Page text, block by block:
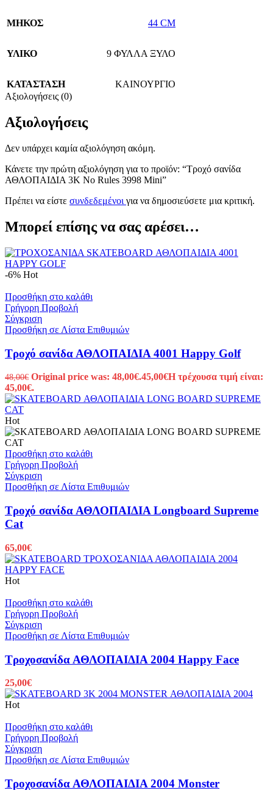
ΜΗΚΟΣ 44 CM
ΥΛΙΚΟ 9 ΦΥΛΛΑ ΞΥΛΟ
ΚΑΤΑΣΤΑΣΗ
ΚΑΙΝΟΥΡΓΙΟ
Αξιολογήσεις (0)
Αξιολογήσεις
Δεν υπάρχει καμία αξιολόγηση ακόμη.
Κάνετε την πρώτη αξιολόγηση για το προϊόν: “Τροχό σανίδα
ΑΘΛΟΠΑΙΔΙΑ 3K No Rules 3998 Mini”
Πρέπει να είστε συνδεδεμένοι για να δημοσιεύσετε μια κριτική.
Μπορεί επίσης να σας αρέσει…
-6% Hot
Προσθήκη στο καλάθι
Γρήγορη Προβολή
Σύγκριση
Προσθήκη σε Λίστα Επιθυμιών
Τροχό σανίδα ΑΘΛΟΠΑΙΔΙΑ 4001 Happy Golf
48,00€ Original price was: 48,00€.45,00€Η τρέχουσα τιμή είναι:
45,00€.
Hot
Προσθήκη στο καλάθι
Γρήγορη Προβολή
Σύγκριση
Προσθήκη σε Λίστα Επιθυμιών
Τροχό σανίδα ΑΘΛΟΠΑΙΔΙΑ Longboard Supreme
Cat
65,00€
Hot
Προσθήκη στο καλάθι
Γρήγορη Προβολή
Σύγκριση
Προσθήκη σε Λίστα Επιθυμιών
Τροχοσανίδα ΑΘΛΟΠΑΙΔΙΑ 2004 Happy Face
25,00€
Hot
Προσθήκη στο καλάθι
Γρήγορη Προβολή
Σύγκριση
Προσθήκη σε Λίστα Επιθυμιών
Τροχοσανίδα ΑΘΛΟΠΑΙΔΙΑ 2004 Monster